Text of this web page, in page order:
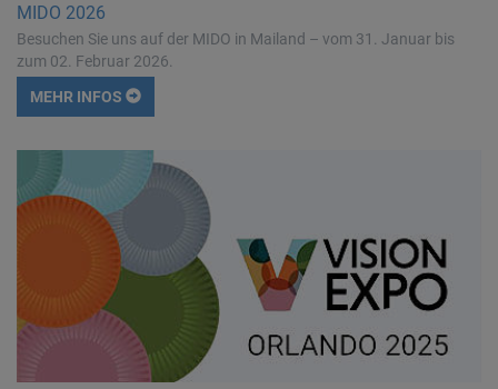
MIDO 2026
Besuchen Sie uns auf der MIDO in Mailand – vom 31. Januar bis
zum 02. Februar 2026.
MEHR INFOS